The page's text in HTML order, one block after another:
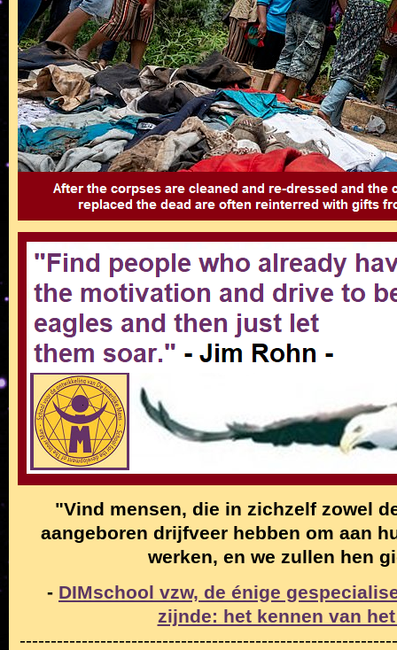
"Vind mensen, die in zichzelf zowel
aangeboren drijfveer hebben om aan
werken, en we zullen hen
- DIMschool vzw, de énige
zijnde: het kennen van